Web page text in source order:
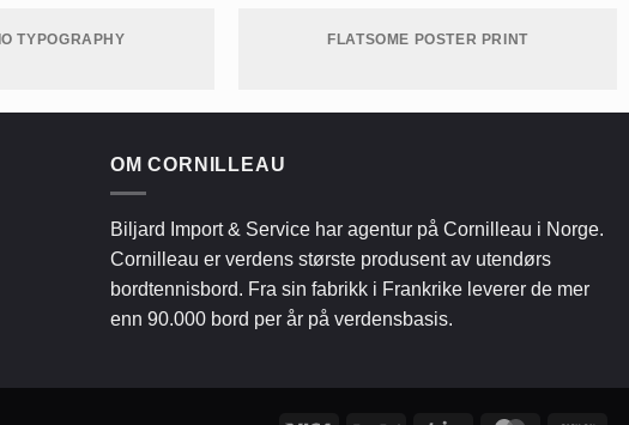
TYPOGRAPHY FLATSOME POSTER PRINT
OM CORNILLEAU
Biljard Import & Service har agentur på Cornilleau i Norge.
Cornilleau er verdens største produsent av utendørs
bordtennisbord. Fra sin fabrikk i Frankrike leverer de mer
enn 90.000 bord per år på verdensbasis.